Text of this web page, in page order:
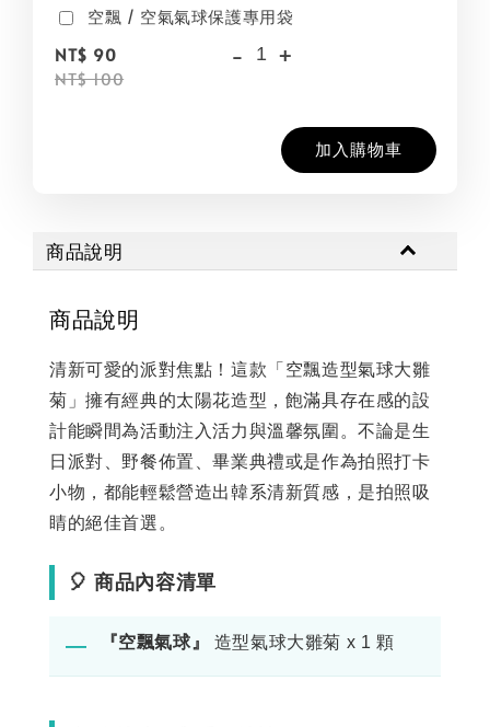
空飄 / 空氣氣球保護專用袋
NT$ 90
NT$ 100
- +
加入購物車
商品說明
商品說明
清新可愛的派對焦點！這款「空飄造型氣球大雛
菊」擁有經典的太陽花造型，飽滿具存在感的設
計能瞬間為活動注入活力與溫馨氛圍。不論是生
日派對、野餐佈置、畢業典禮或是作為拍照打卡
小物，都能輕鬆營造出韓系清新質感，是拍照吸
睛的絕佳首選。
🎈 商品內容清單
― 『空飄氣球』 造型氣球大雛菊 x 1 顆